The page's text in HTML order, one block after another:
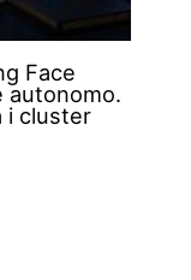
Face
autonomo.
i cluster